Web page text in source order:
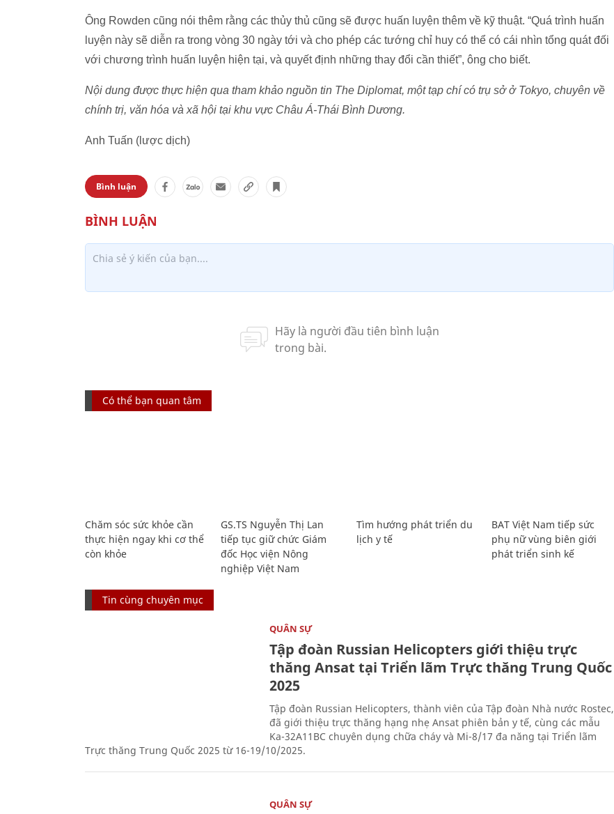
Ông Rowden cũng nói thêm rằng các thủy thủ cũng sẽ được huấn luyện thêm về kỹ thuật. “Quá trình huấn
luyện này sẽ diễn ra trong vòng 30 ngày tới và cho phép các tướng chỉ huy có thể có cái nhìn tổng quát đối
với chương trình huấn luyện hiện tại, và quyết định những thay đổi cần thiết”, ông cho biết.
Nội dung được thực hiện qua tham khảo nguồn tin The Diplomat, một tạp chí có trụ sở ở Tokyo, chuyên về
chính trị, văn hóa và xã hội tại khu vực Châu Á-Thái Bình Dương.
Anh Tuấn (lược dịch)
Bình luận
Có thể bạn quan tâm
Chăm sóc sức khỏe cần
thực hiện ngay khi cơ thể
còn khỏe
GS.TS Nguyễn Thị Lan
tiếp tục giữ chức Giám
đốc Học viện Nông
nghiệp Việt Nam
Tìm hướng phát triển du
lịch y tế
BAT Việt Nam tiếp sức
phụ nữ vùng biên giới
phát triển sinh kế
Tin cùng chuyên mục
QUÂN SỰ
Tập đoàn Russian Helicopters giới thiệu trực
thăng Ansat tại Triển lãm Trực thăng Trung Quốc
2025
Tập đoàn Russian Helicopters, thành viên của Tập đoàn Nhà nước Rostec,
đã giới thiệu trực thăng hạng nhẹ Ansat phiên bản y tế, cùng các mẫu
Ka-32A11BC chuyên dụng chữa cháy và Mi-8/17 đa năng tại Triển lãm
Trực thăng Trung Quốc 2025 từ 16-19/10/2025.
QUÂN SỰ